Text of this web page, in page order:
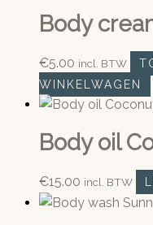
Body
€5.00 incl. BTW
WINKELWAGEN
Body oil
€15.00 incl. BTW